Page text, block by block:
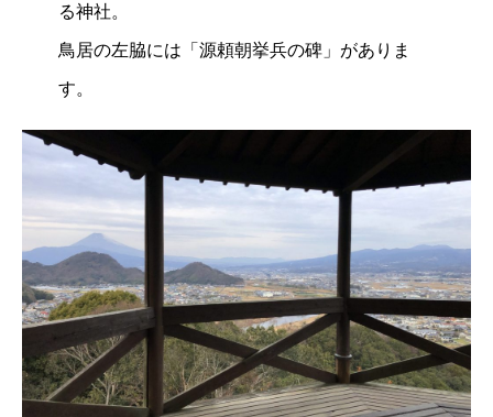
る神社。
鳥居の左脇には「源頼朝挙兵の碑」がありま
す。